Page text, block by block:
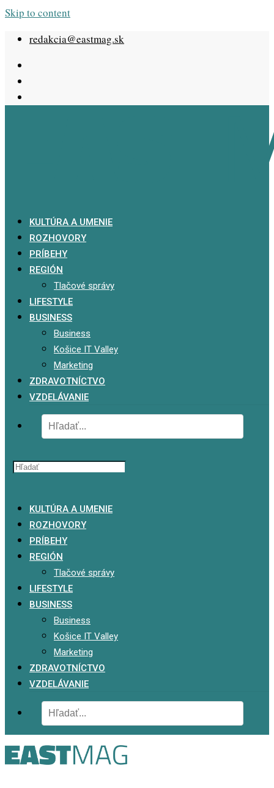
Skip to content
redakcia@eastmag.sk
KULTÚRA A UMENIE
ROZHOVORY
PRÍBEHY
REGIÓN
Tlačové správy
LIFESTYLE
BUSINESS
Business
Košice IT Valley
Marketing
ZDRAVOTNÍCTVO
VZDELÁVANIE
KULTÚRA A UMENIE
ROZHOVORY
PRÍBEHY
REGIÓN
Tlačové správy
LIFESTYLE
BUSINESS
Business
Košice IT Valley
Marketing
ZDRAVOTNÍCTVO
VZDELÁVANIE